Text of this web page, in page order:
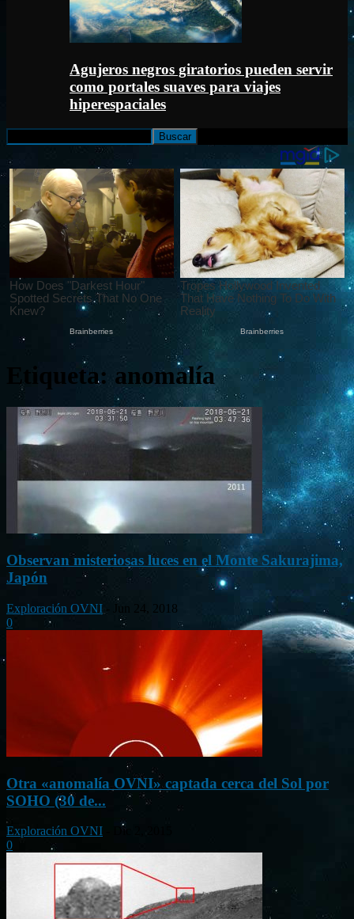
Agujeros negros giratorios pueden servir
como portales suaves para viajes
hiperespaciales
Etiqueta: anomalía
Observan misteriosas luces en el Monte Sakurajima,
Japón
Exploración OVNI
Jun 24, 2018
0
Otra «anomalía OVNI» captada cerca del Sol por
SOHO (30 de...
Exploración OVNI
Dic 2, 2015
0